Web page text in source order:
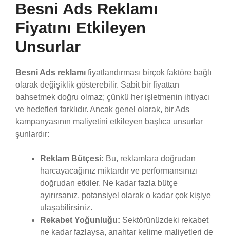
Besni Ads Reklamı
Fiyatını Etkileyen
Unsurlar
Besni Ads reklamı fiyatlandırması birçok faktöre bağlı
olarak değişiklik gösterebilir. Sabit bir fiyattan
bahsetmek doğru olmaz; çünkü her işletmenin ihtiyacı
ve hedefleri farklıdır. Ancak genel olarak, bir Ads
kampanyasının maliyetini etkileyen başlıca unsurlar
şunlardır:
Reklam Bütçesi: Bu, reklamlara doğrudan
harcayacağınız miktardır ve performansınızı
doğrudan etkiler. Ne kadar fazla bütçe
ayırırsanız, potansiyel olarak o kadar çok kişiye
ulaşabilirsiniz.
Rekabet Yoğunluğu: Sektörünüzdeki rekabet
ne kadar fazlaysa, anahtar kelime maliyetleri de